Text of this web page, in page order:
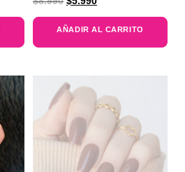
AÑADIR AL CARRITO